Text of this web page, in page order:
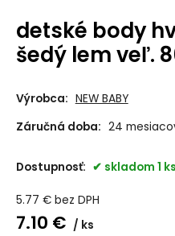
detské body
šedý lem veľ.
Výrobca: NEW BABY
Záručná doba: 24
Dostupnosť: skladom 1 ks
5.77 € bez DPH
7.10 € ks